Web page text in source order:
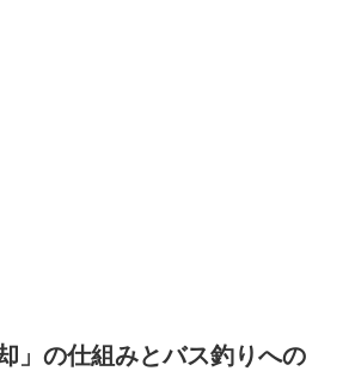
」の仕組みとバス釣りへの